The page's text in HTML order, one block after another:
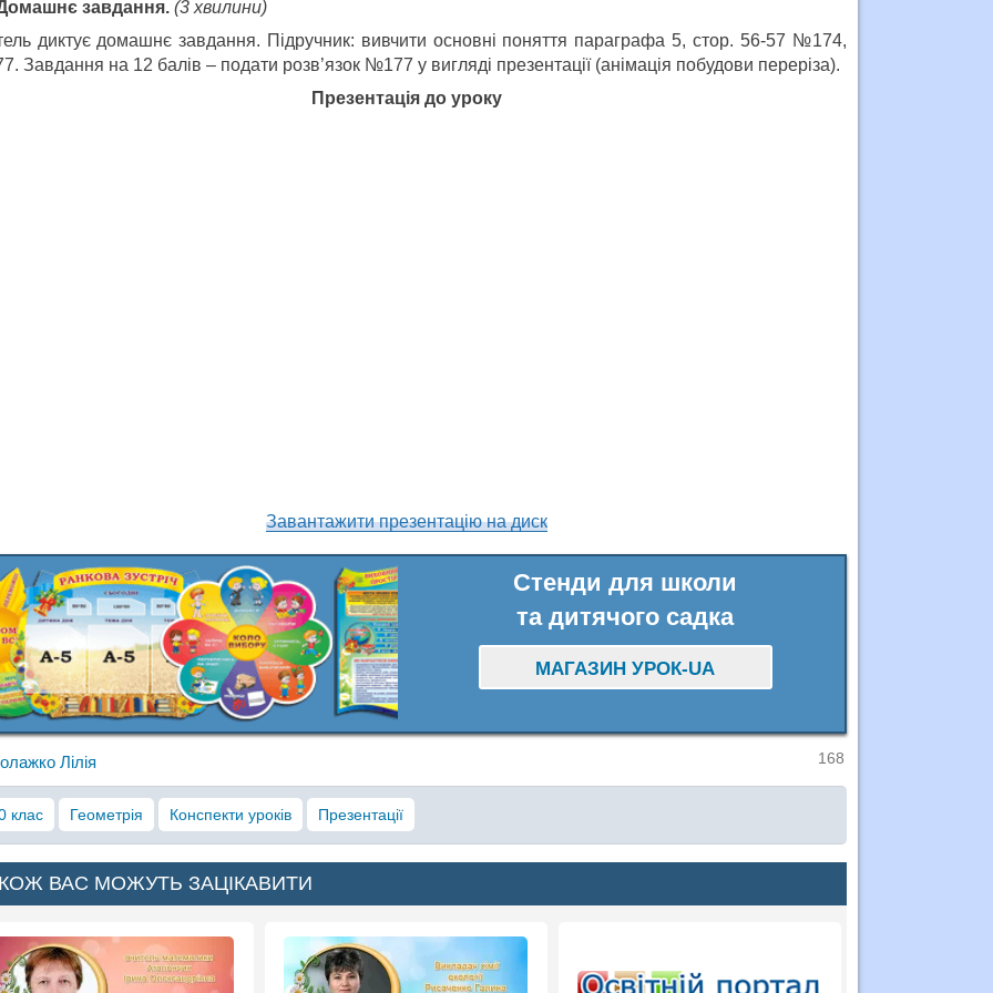
завдання. (3 хвилини)
диктує домашнє завдання. Підручник: вивчити основні поняття параграфа 5, стор. 56-57 №174,
Завдання на 12 балів – подати розв’язок №177 у вигляді презентації (анімація побудови переріза).
Презентація до уроку
Завантажити презентацію на диск
Стенди для школи
та дитячого садка
МАГАЗИН УРОК-UA
Лілія 168
клас Геометрія Конспекти уроків Презентації
ВАС МОЖУТЬ ЗАЦІКАВИТИ